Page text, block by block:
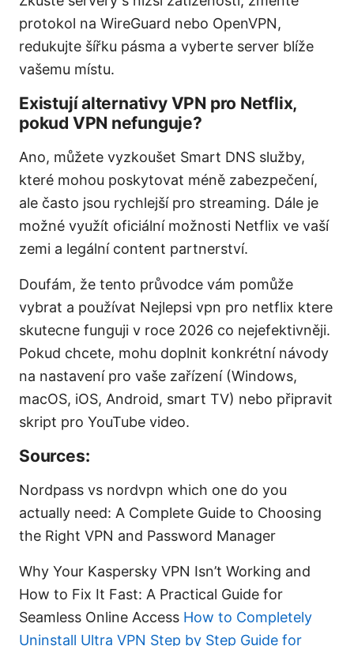
protokol na WireGuard nebo OpenVPN,
redukujte šířku pásma a vyberte server blíže
vašemu místu.
Existují alternativy VPN pro Netflix,
pokud VPN nefunguje?
Ano, můžete vyzkoušet Smart DNS služby,
které mohou poskytovat méně zabezpečení,
ale často jsou rychlejší pro streaming. Dále je
možné využít oficiální možnosti Netflix ve vaší
zemi a legální content partnerství.
Doufám, že tento průvodce vám pomůže
vybrat a používat Nejlepsi vpn pro netflix ktere
skutecne funguji v roce 2026 co nejefektivněji.
Pokud chcete, mohu doplnit konkrétní návody
na nastavení pro vaše zařízení (Windows,
macOS, iOS, Android, smart TV) nebo připravit
skript pro YouTube video.
Sources:
Nordpass vs nordvpn which one do you
actually need: A Complete Guide to Choosing
the Right VPN and Password Manager
Why Your Kaspersky VPN Isn’t Working and
How to Fix It Fast: A Practical Guide for
Seamless Online Access How to Completely
Uninstall Ultra VPN Step by Step Guide for